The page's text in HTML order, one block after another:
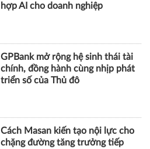
hợp AI cho doanh nghiệp
GPBank mở rộng hệ sinh thái tài
chính, đồng hành cùng nhịp phát
triển số của Thủ đô
Cách Masan kiến tạo nội lực cho
chặng đường tăng trưởng tiếp